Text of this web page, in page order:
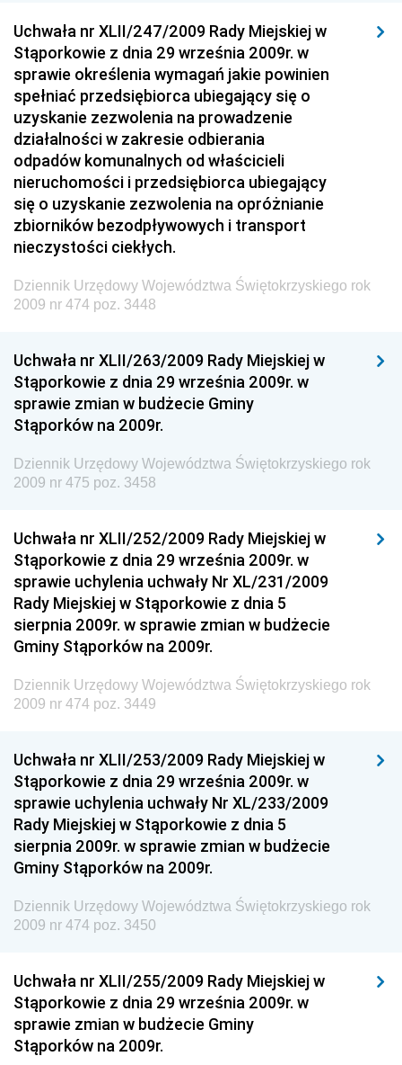
Dziennik Urzędowy Ministra Rozwoju i Finansów
Dziennik Urzędowy Wyższego Urzędu Górniczego
Dziennik Urzędowy Prezesa Urzędu Transportu
Kolejowego
Dziennik Urzędowy Ministra Przedsiębiorczości i
Technologii
Dziennik Urzędowy Ministra Inwestycji i Rozwoju
Dziennik Urzędowy Naczelnego Dyrektora Archiwów
Państwowych
Dziennik Urzędowy Ministra Finansów, Inwestycji i
Rozwoju
Dziennik Urzędowy Ministra Sportu
Dziennik Urzędowy Ministra Funduszy i Polityki
Regionalnej
Dziennik Urzędowy Ministra Aktywów Państwowych
Dziennik Urzędowy Ministra Zdrowia
Inspektora Ochrony Środowiska
Dziennik Urzędowy Ministra Klimatu i Środowiska
Dziennik Urzędowy Ministerstwa Kultury, Dziedzictwa
Narodowego i Sportu
Dziennik Urzędowy Ministra Finansów, Funduszy i
Dziennik Urzędowy Ministra Rozwoju, Pracy i
Dziennik Urzędowy Ministra Kultury, Dziedzictwa
Narodowego i Sportu
Dziennik Urzędowy Ministra Rodziny i Polityki
Społecznej
Dziennik Urzędowy Komendy Głównej Straży
Granicznej
Dziennik Urzędowy Głównego Inspektoratu Transportu
Drogowego
Dziennik Urzędowy Komendy Głównej Policji
Dziennik Urzędowy Ministra Pracy i Polityki
Społecznej
Uchwała nr XLII/247/2009 Rady Miejskiej w
Stąporkowie z dnia 29 września 2009r. w
sprawie określenia wymagań jakie powinien
spełniać przedsiębiorca ubiegający się o
uzyskanie zezwolenia na prowadzenie
działalności w zakresie odbierania
odpadów komunalnych od właścicieli
nieruchomości i przedsiębiorca ubiegający
się o uzyskanie zezwolenia na opróżnianie
zbiorników bezodpływowych i transport
nieczystości ciekłych.
Dziennik Urzędowy Województwa Świętokrzyskiego rok
2009 nr 474 poz. 3448
Uchwała nr XLII/263/2009 Rady Miejskiej w
Stąporkowie z dnia 29 września 2009r. w
sprawie zmian w budżecie Gminy
Stąporków na 2009r.
Dziennik Urzędowy Województwa Świętokrzyskiego rok
2009 nr 475 poz. 3458
Uchwała nr XLII/252/2009 Rady Miejskiej w
Stąporkowie z dnia 29 września 2009r. w
sprawie uchylenia uchwały Nr XL/231/2009
Rady Miejskiej w Stąporkowie z dnia 5
sierpnia 2009r. w sprawie zmian w budżecie
Gminy Stąporków na 2009r.
Dziennik Urzędowy Województwa Świętokrzyskiego rok
2009 nr 474 poz. 3449
Uchwała nr XLII/253/2009 Rady Miejskiej w
Stąporkowie z dnia 29 września 2009r. w
sprawie uchylenia uchwały Nr XL/233/2009
Rady Miejskiej w Stąporkowie z dnia 5
sierpnia 2009r. w sprawie zmian w budżecie
Gminy Stąporków na 2009r.
Dziennik Urzędowy Województwa Świętokrzyskiego rok
2009 nr 474 poz. 3450
Uchwała nr XLII/255/2009 Rady Miejskiej w
Stąporkowie z dnia 29 września 2009r. w
sprawie zmian w budżecie Gminy
Stąporków na 2009r.